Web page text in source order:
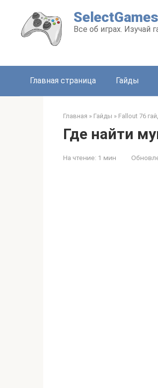
контенту
Все об играх. Изучай
Главная страница Гайды
Главная » Гайды » Fallout 76
Где найти
На чтение: 1 мин